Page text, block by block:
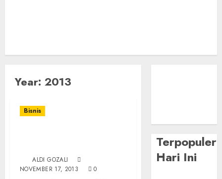
Year: 2013
Bisnis
ALDI GOZALI
NOVEMBER 17, 2013
0
Terpopuler
Hari Ini